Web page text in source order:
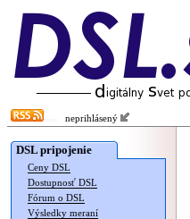
neprihlásený
DSL pripojenie
Ceny DSL
Dostupnosť DSL
Fórum o DSL
Výsledky meraní